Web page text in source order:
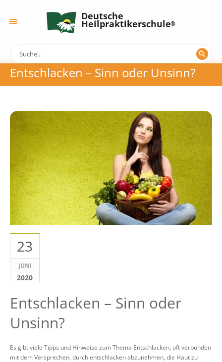
Deutsche
Heilpraktikerschule
Entschlacken – Sinn oder Unsinn?
23
JUNI
2020
Entschlacken – Sinn oder
Unsinn?
Es gibt viele Tipps und Hinweise zum Thema Entschlacken, oft verbunden
mit dem Versprechen, durch entschlacken abzunehmen, die Haut zu